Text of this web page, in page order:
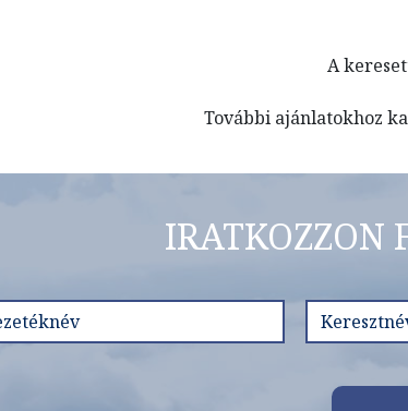
A
További ajánlatokhoz
IRATKOZZON